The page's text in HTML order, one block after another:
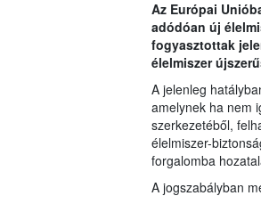
Az Európai
adódóan új
fogyasztottak
élelmiszer
A jelenleg
amelynek ha nem
szerkezetéből,
élelmiszer-
forgalomba
A jogszabályban